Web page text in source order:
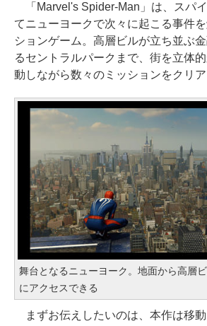
「Marvel's Spider-Man」は、スパ
てニューヨークで次々に起こる事件
ションゲーム。高層ビルが立ち並ぶ
るセントラルパークまで、街を立体
動しながら数々のミッションをクリア
舞台となるニューヨーク。地面から高層
にアクセスできる
まずお伝えしたいのは、本作は移